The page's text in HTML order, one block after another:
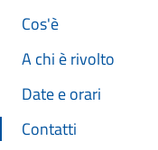
Cos'è
A chi è rivolto
Date e orari
Contatti